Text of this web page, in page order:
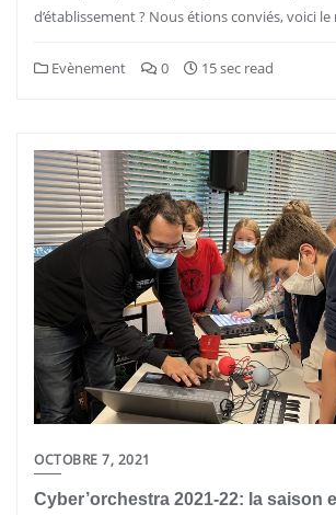
d’établissement ? Nous étions conviés, voici le
Evènement 0 15 sec read
OCTOBRE 7, 2021
Cyber’orchestra 2021-22: la saison